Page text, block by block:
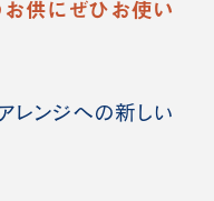
お供にぜひお使い
レンジへの新しい